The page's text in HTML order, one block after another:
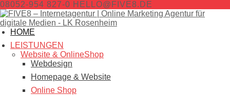
08052-954 827-0 HELLO@FIVE8.DE
HOME
LEISTUNGEN
Website & OnlineShop
Webdesign
Homepage & Website
Online Shop